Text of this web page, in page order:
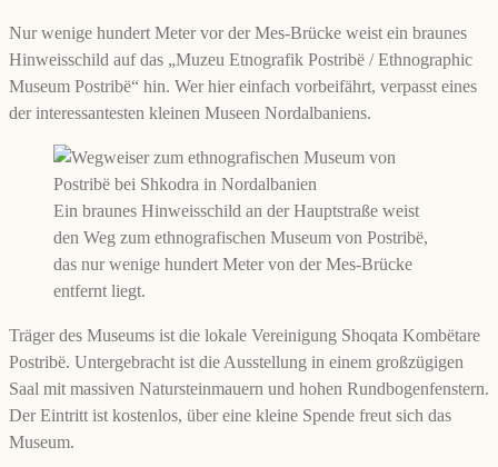
Nur wenige hundert Meter vor der Mes-Brücke weist ein braunes
Hinweisschild auf das „Muzeu Etnografik Postribë / Ethnographic
Museum Postribë“ hin. Wer hier einfach vorbeifährt, verpasst eines
der interessantesten kleinen Museen Nordalbaniens.
Ein braunes Hinweisschild an der Hauptstraße weist
den Weg zum ethnografischen Museum von Postribë,
das nur wenige hundert Meter von der Mes-Brücke
entfernt liegt.
Träger des Museums ist die lokale Vereinigung Shoqata Kombëtare
Postribë. Untergebracht ist die Ausstellung in einem großzügigen
Saal mit massiven Natursteinmauern und hohen Rundbogenfenstern.
Der Eintritt ist kostenlos, über eine kleine Spende freut sich das
Museum.